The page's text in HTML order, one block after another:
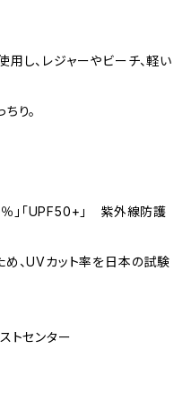
し、レジャーやビーチ、軽い
り。
」「UPF50+」 紫外線防護
、UVカット率を日本の試験
トセンター